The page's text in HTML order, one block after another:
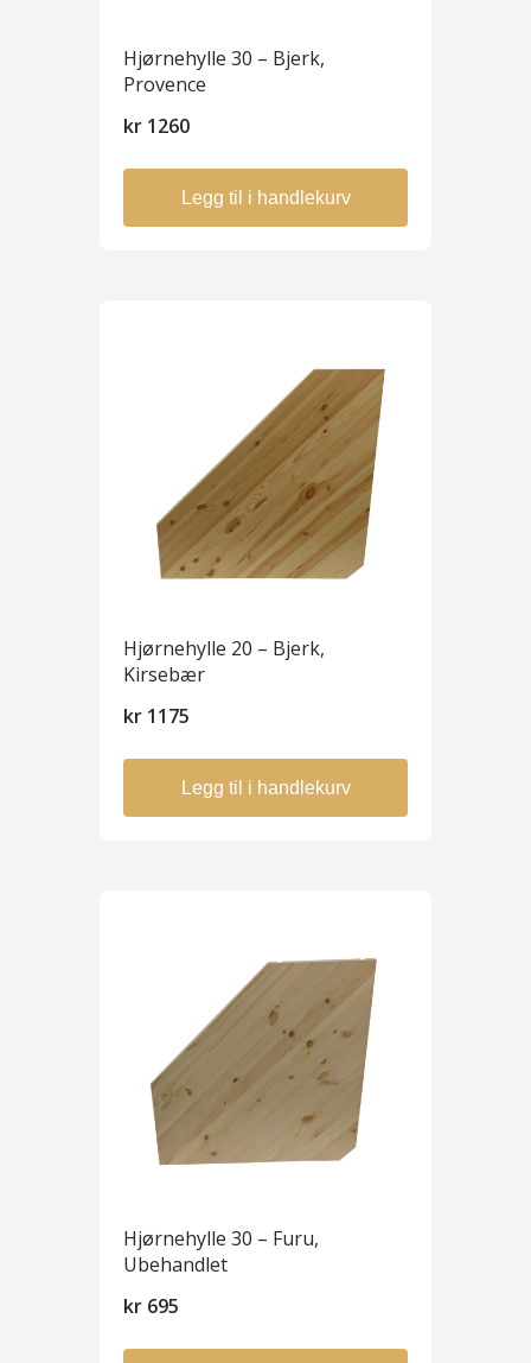
Hjørnehylle 30 – Bjerk,
Provence
kr 1260
Legg til i handlekurv
Hjørnehylle 20 – Bjerk,
Kirsebær
kr 1175
Legg til i handlekurv
Hjørnehylle 30 – Furu,
Ubehandlet
kr 695